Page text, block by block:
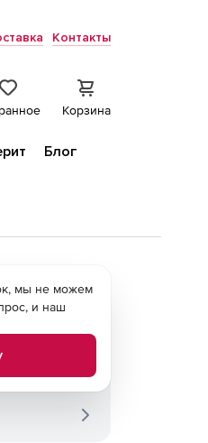
Контакты
Корзина
Блог
мы не можем
и наш